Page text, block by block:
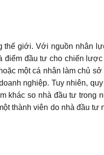
thế giới. Với nguồn nhân
điểm đầu tư cho chiến lược
một cá nhân làm chủ sở
nghiệp. Tuy nhiên, quy
khác so nhà đầu tư trong
thành viên do nhà đầu tư